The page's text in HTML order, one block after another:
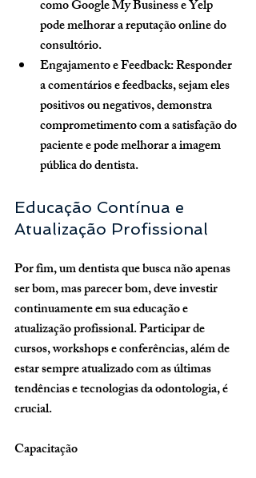
como Google My Business e Yelp
pode melhorar a reputação online do
consultório.
Engajamento e Feedback: Responder
a comentários e feedbacks, sejam eles
positivos ou negativos, demonstra
comprometimento com a satisfação do
paciente e pode melhorar a imagem
pública do dentista.
Educação Contínua e
Atualização Profissional
Por fim, um dentista que busca não apenas
ser bom, mas parecer bom, deve investir
continuamente em sua educação e
atualização profissional. Participar de
cursos, workshops e conferências, além de
estar sempre atualizado com as últimas
tendências e tecnologias da odontologia, é
crucial.
Capacitação